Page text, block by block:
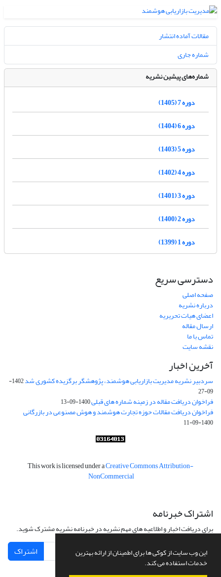
این وب سایت از کوکی ها برای اطمینان از ارائه بهترین
خدمات استفاده می کند.
مقالات آماده انتشار
شماره جاری
شماره‌های پیشین نشریه
دوره 7 (1405)
دوره 6 (1404)
دوره 5 (1403)
دوره 4 (1402)
دوره 3 (1401)
دوره 2 (1400)
دوره 1 (1399)
دسترسی سریع
صفحه اصلی
درباره نشریه
اعضای هیات تحریریه
ارسال مقاله
تماس با ما
نقشه سایت
آخرین اخبار
سردبیر نشریه مدیریت بازاریابی هوشمند، پژوهشگر برگزیده کشوری شد
1402-
09-27
فراخوان دریافت مقاله در زمینه شماره های قبلی1400-09-13
فراخوان دریافت مقالات حوزه تجارت هوشمند و هوش مصنوعی در بازرگانی
1400-09-11
This work is licensed under aCreative Commons Attribution-
NonCommercial
اشتراک خبرنامه
برای دریافت اخبار و اطلاعیه های مهم نشریه در خبرنامه نشریه مشترک شوید.
اشتراک